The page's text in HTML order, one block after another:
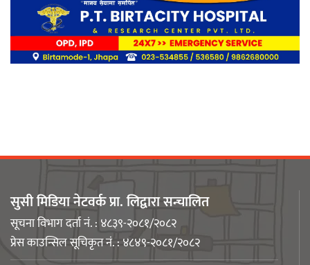
लिङ्कन मन्टेश्वरीमा खिर दिवस मनाइयो
नेपाली युवा उद्यमी मञ्च झापाको अध्यक्षमा
मिजास पोखरेल
सुसी मिडिया नेटवर्क प्रा. लिद्वारा सन्चालित
सूचना विभाग दर्ता नं. : ४८३९-२०८१/२०८२
प्रेस काउन्सिल सूचिकृत नं. : ४८४९-२०८१/२०८२